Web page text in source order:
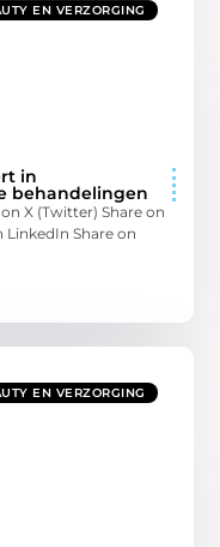
EN VERZORGING
in
behandelingen
X (Twitter) Share on
LinkedIn Share on
EN VERZORGING